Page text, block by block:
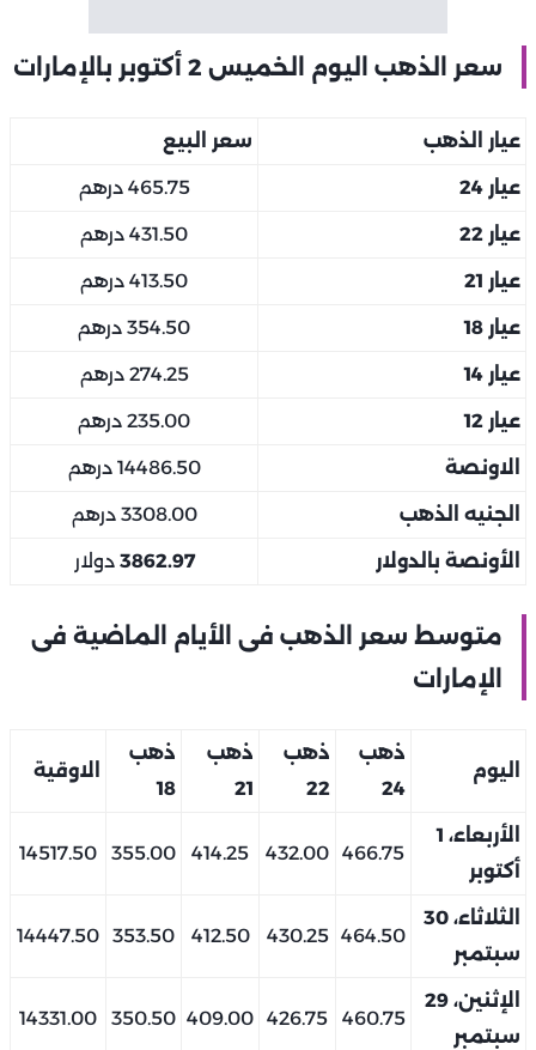
سعر الذهب اليوم الخميس 2 أكتوبر بالإمارات
عيار الذهب سعر البيع
عيار 24 465.75 درهم
عيار 22 431.50 درهم
عيار 21 413.50 درهم
عيار 18 354.50 درهم
عيار 14 274.25 درهم
عيار 12 235.00 درهم
الاونصة 14486.50 درهم
الجنيه الذهب 3308.00 درهم
الأونصة بالدولار 3862.97 دولار
متوسط سعر الذهب فى الأيام الماضية فى
الإمارات
اليوم
ذهب
24
ذهب
22
ذهب
21
ذهب
18
الاوقية
الأربعاء، 1
أكتوبر
466.75
432.00
414.25
355.00
14517.50
الثلاثاء، 30
سبتمبر
464.50
430.25
412.50
353.50
14447.50
الإثنين، 29
سبتمبر
460.75
426.75
409.00
350.50
14331.00